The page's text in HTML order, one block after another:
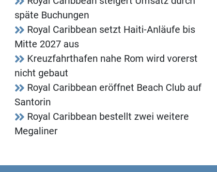
späte Buchungen
Royal Caribbean setzt Haiti-Anläufe bis
Mitte 2027 aus
Kreuzfahrthafen nahe Rom wird vorerst
nicht gebaut
Royal Caribbean eröffnet Beach Club auf
Santorin
Royal Caribbean bestellt zwei weitere
Megaliner